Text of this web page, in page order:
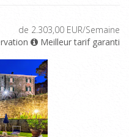
de 2.303,00 EUR/Semaine
Meilleur tarif garanti